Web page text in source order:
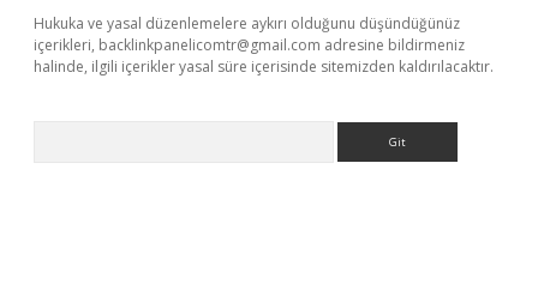
Hukuka ve yasal düzenlemelere aykırı olduğunu düşündüğünüz
içerikleri, backlinkpanelicomtr@gmail.com adresine bildirmeniz
halinde, ilgili içerikler yasal süre içerisinde sitemizden kaldırılacaktır.